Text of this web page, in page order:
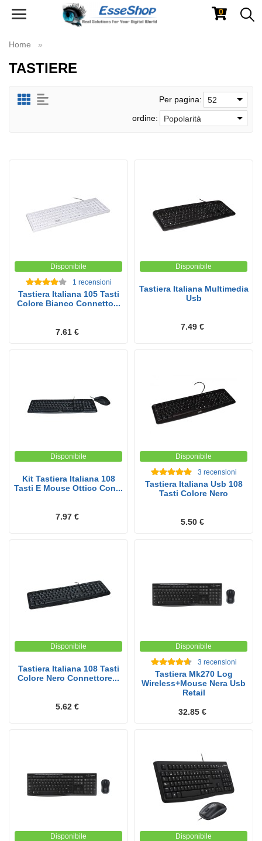
Toggle
0
Home
TASTIERE
Per pagina:
52
ordine:
Popolarità
Disponibile
1 recensioni
Tastiera Italiana 105 Tasti
Colore Bianco Connetto...
7.61 €
Disponibile
Tastiera Italiana Multimedia
Usb
7.49 €
Disponibile
Kit Tastiera Italiana 108
Tasti E Mouse Ottico Con...
7.97 €
Disponibile
3 recensioni
Tastiera Italiana Usb 108
Tasti Colore Nero
5.50 €
Disponibile
Tastiera Italiana 108 Tasti
Colore Nero Connettore...
5.62 €
Disponibile
3 recensioni
Tastiera Mk270 Log
Wireless+Mouse Nera Usb
Retail
32.85 €
Disponibile Disponibile